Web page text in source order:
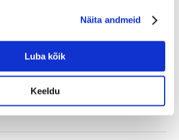
Näita andmeid
Luba kõik
Keeldu
Mine ise järgi - 0 €